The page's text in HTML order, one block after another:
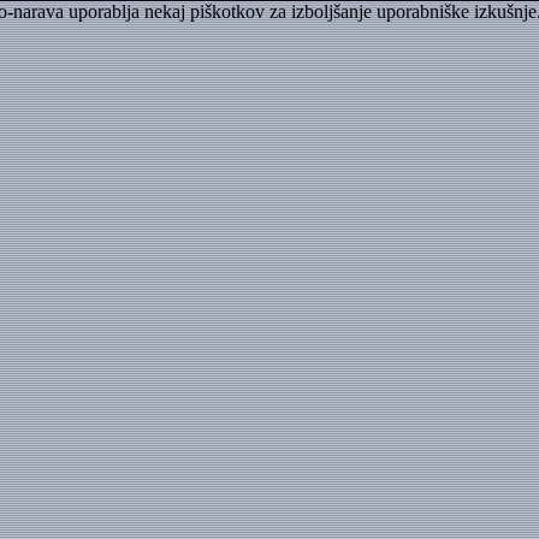
narava uporablja nekaj piškotkov za izboljšanje uporabniške